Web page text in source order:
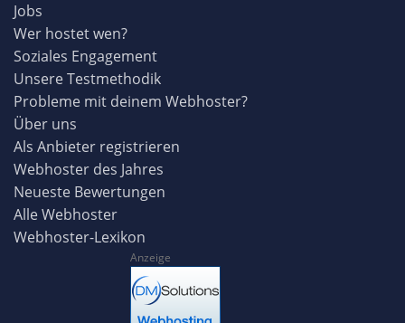
Jobs
Wer hostet wen?
Soziales Engagement
Unsere Testmethodik
Probleme mit deinem Webhoster?
Über uns
Als Anbieter registrieren
Webhoster des Jahres
Neueste Bewertungen
Alle Webhoster
Webhoster-Lexikon
Anzeige